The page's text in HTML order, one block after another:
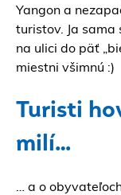
Yangon a
turistov. Ja sama
na ulici do päť
miestni všimnú :)
Turisti
milí…
… a o